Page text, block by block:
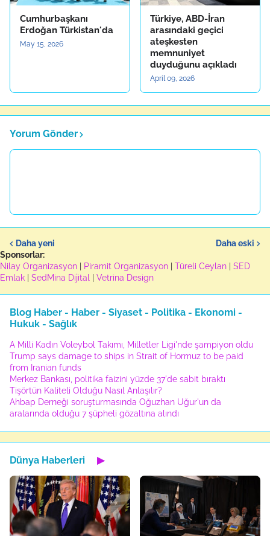
Cumhurbaşkanı
Erdoğan Türkistan'da
May 15, 2026
Türkiye, ABD-İran
arasındaki geçici
ateşkesten
memnuniyet
duyduğunu açıkladı
April 09, 2026
Yorum Gönder
Daha yeni
Daha eski
Sponsorlar:
Nilay Organizasyon
Piramit Organizasyon Türeli Ceylan
SED
Emlak
SedMina Dijital Vetrina Design
Blog Haber - Haber - Siyaset - Politika - Ekonomi -
Hukuk - Sağlık
A Milli Kadın Voleybol Takımı, Milletler Ligi'nde şampiyon oldu
Trump says damage to ships in Strait of Hormuz to be paid
from Iranian funds
Merkez Bankası, politika faizini yüzde 37'de sabit bıraktı
Tişörtün Kaliteli Olduğu Nasıl Anlaşılır?
Ahbap Derneği soruşturmasında Oğuzhan Uğur'un da
aralarında olduğu 7 şüpheli gözaltına alındı
Dünya Haberleri ▶